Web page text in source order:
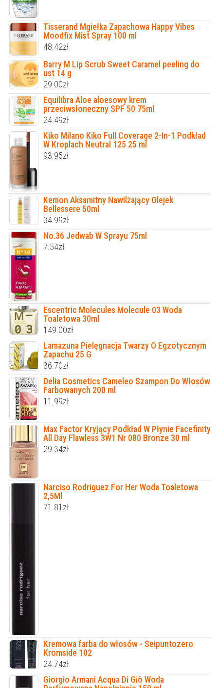
Tisserand Mgiełka Zapachowa Happy Vibes
Moodfix Mist Spray 100 ml
48.42zł
Barry M Lip Scrub Sweet Caramel peeling do
ust 14 g
29.00zł
Equilibra Aloe aloesowy krem
przeciwsłoneczny SPF 50 75ml
24.49zł
Kiko Milano Kiko Full Coverage 2-In-1 Podkład
W Kroplach Neutral 125 25 ml
93.95zł
Kemon Aksamitny Nawilżający Olejek
Bellessere 50ml
34.99zł
No.36 Jedwab W Sprayu 75ml
7.54zł
Escentric Molecules Molecule 03 Woda
Toaletowa 30ml
149.00zł
Lamazuna Pielęgnacja Twarzy O Egzotycznym
Zapachu 25 G
36.70zł
Delia Cosmetics Cameleo Szampon Do Włosów
Farbowanych 200 ml
11.99zł
Max Factor Kryjący Podkład W Płynie Facefinity
All Day Flawless 3W1 Nr 080 Bronze 30 ml
29.34zł
Narciso Rodriguez For Her Woda Toaletowa
2,5Ml
71.81 zł
Kremowa farba do włosów - Seipuntozero
Kromside 102
24.74zł
Giorgio Armani Acqua Di Giò Woda